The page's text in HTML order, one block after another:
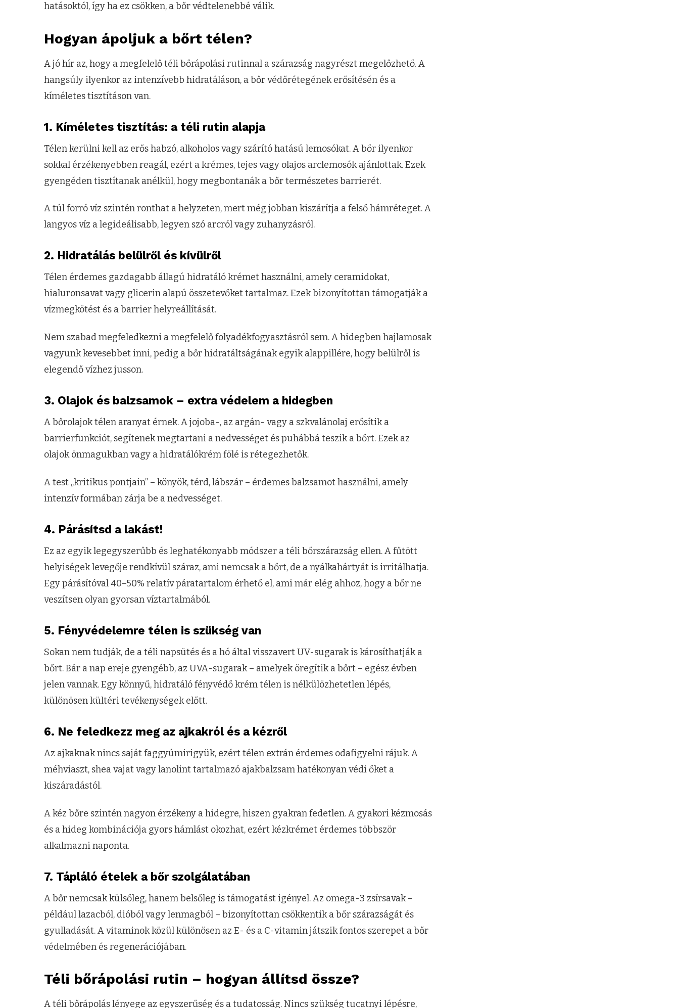
hatásoktól, így ha ez csökken, a bőr védtelenebbé válik.
Hogyan ápoljuk a bőrt télen?
A jó hír az, hogy a megfelelő téli bőrápolási rutinnal a szárazság nagyrészt megelőzhető. A
hangsúly ilyenkor az intenzívebb hidratáláson, a bőr védőrétegének erősítésén és a
kíméletes tisztításon van.
1. Kíméletes tisztítás: a téli rutin alapja
Télen kerülni kell az erős habzó, alkoholos vagy szárító hatású lemosókat. A bőr ilyenkor
sokkal érzékenyebben reagál, ezért a krémes, tejes vagy olajos arclemosók ajánlottak. Ezek
gyengéden tisztítanak anélkül, hogy megbontanák a bőr természetes barrierét.
A túl forró víz szintén ronthat a helyzeten, mert még jobban kiszárítja a felső hámréteget. A
langyos víz a legideálisabb, legyen szó arcról vagy zuhanyzásról.
2. Hidratálás belülről és kívülről
Télen érdemes gazdagabb állagú hidratáló krémet használni, amely ceramidokat,
hialuronsavat vagy glicerin alapú összetevőket tartalmaz. Ezek bizonyítottan támogatják a
vízmegkötést és a barrier helyreállítását.
Nem szabad megfeledkezni a megfelelő folyadékfogyasztásról sem. A hidegben hajlamosak
vagyunk kevesebbet inni, pedig a bőr hidratáltságának egyik alappillére, hogy belülről is
elegendő vízhez jusson.
3. Olajok és balzsamok – extra védelem a hidegben
A bőrolajok télen aranyat érnek. A jojoba-, az argán- vagy a szkvalánolaj erősítik a
barrierfunkciót, segítenek megtartani a nedvességet és puhábbá teszik a bőrt. Ezek az
olajok önmagukban vagy a hidratálókrém fölé is rétegezhetők.
A test „kritikus pontjain” – könyök, térd, lábszár – érdemes balzsamot használni, amely
intenzív formában zárja be a nedvességet.
4. Párásítsd a lakást!
Ez az egyik legegyszerűbb és leghatékonyabb módszer a téli bőrszárazság ellen. A fűtött
helyiségek levegője rendkívül száraz, ami nemcsak a bőrt, de a nyálkahártyát is irritálhatja.
Egy párásítóval 40–50% relatív páratartalom érhető el, ami már elég ahhoz, hogy a bőr ne
veszítsen olyan gyorsan víztartalmából.
5. Fényvédelemre télen is szükség van
Sokan nem tudják, de a téli napsütés és a hó által visszavert UV-sugarak is károsíthatják a
bőrt. Bár a nap ereje gyengébb, az UVA-sugarak – amelyek öregítik a bőrt – egész évben
jelen vannak. Egy könnyű, hidratáló fényvédő krém télen is nélkülözhetetlen lépés,
különösen kültéri tevékenységek előtt.
6. Ne feledkezz meg az ajkakról és a kézről
Az ajkaknak nincs saját faggyúmirigyük, ezért télen extrán érdemes odafigyelni rájuk. A
méhviaszt, shea vajat vagy lanolint tartalmazó ajakbalzsam hatékonyan védi őket a
kiszáradástól.
A kéz bőre szintén nagyon érzékeny a hidegre, hiszen gyakran fedetlen. A gyakori kézmosás
és a hideg kombinációja gyors hámlást okozhat, ezért kézkrémet érdemes többször
alkalmazni naponta.
7. Tápláló ételek a bőr szolgálatában
A bőr nemcsak külsőleg, hanem belsőleg is támogatást igényel. Az omega-3 zsírsavak –
például lazacból, dióból vagy lenmagból – bizonyítottan csökkentik a bőr szárazságát és
gyulladását. A vitaminok közül különösen az E- és a C-vitamin játszik fontos szerepet a bőr
védelmében és regenerációjában.
Téli bőrápolási rutin – hogyan állítsd össze?
A téli bőrápolás lényege az egyszerűség és a tudatosság. Nincs szükség tucatnyi lépésre,